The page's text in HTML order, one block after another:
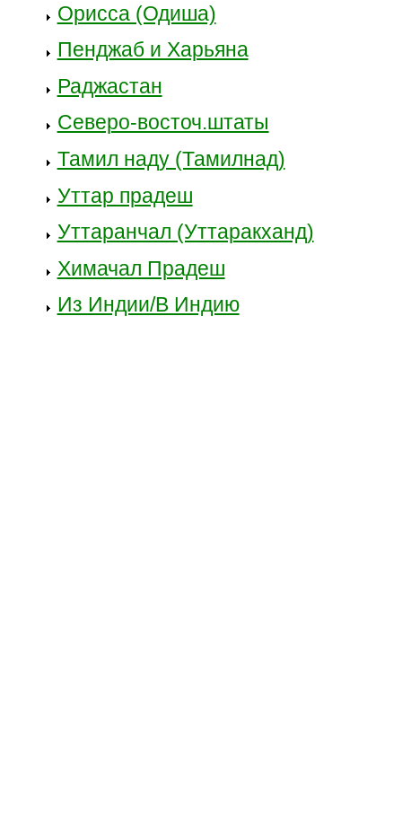
Орисса (Одиша)
Пенджаб и Харьяна
Раджастан
Северо-восточ.штаты
Тамил наду (Тамилнад)
Уттар прадеш
Уттаранчал (Уттаракханд)
Химачал Прадеш
Из Индии/В Индию